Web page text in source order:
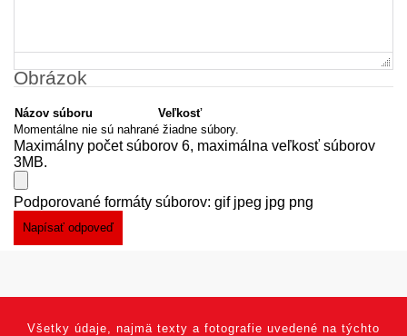
Obrázok
Názov súboru
Veľkosť
Momentálne nie sú nahrané žiadne súbory.
Maximálny počet súborov 6, maximálna veľkosť súborov
3MB.
Podporované formáty súborov: gif jpeg jpg png
Všetky údaje, najmä texty a fotografie uvedené na týchto